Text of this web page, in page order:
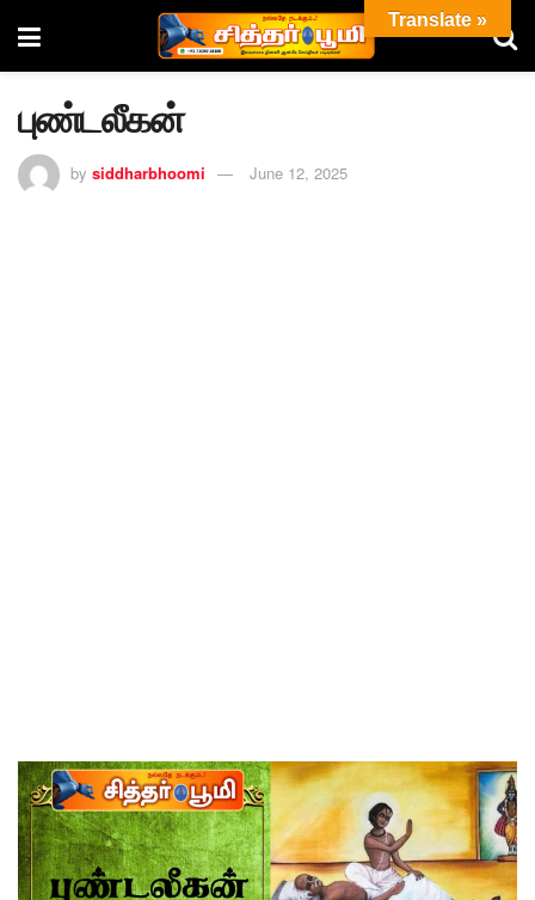
புண்டலீகன்
by siddharbhoomi June 12, 2025
Translate »